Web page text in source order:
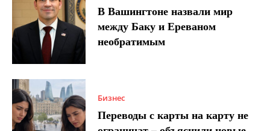
В Вашингтоне назвали мир
между Баку и Ереваном
необратимым
Бизнес
Переводы с карты на карту не